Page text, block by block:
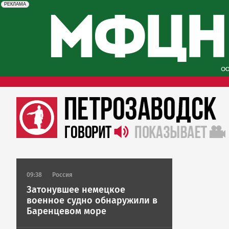
erid: 2SDnjcySKKc
РЕКЛАМА
Реклама
09:38 Россия
Затонувшее немецкое
военное судно обнаружили в
Баренцевом море